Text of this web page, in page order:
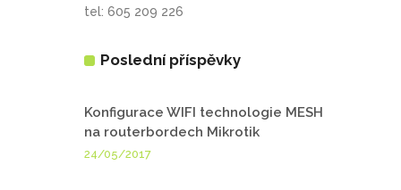
tel: 605 209 226
Poslední příspěvky
Konfigurace WIFI technologie MESH
na routerbordech Mikrotik
24/05/2017